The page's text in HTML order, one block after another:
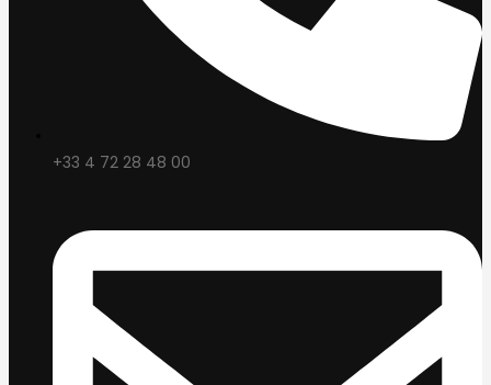
+33 4 72 28 48 00